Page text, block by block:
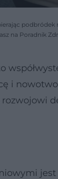
na Poradnik
i
jest